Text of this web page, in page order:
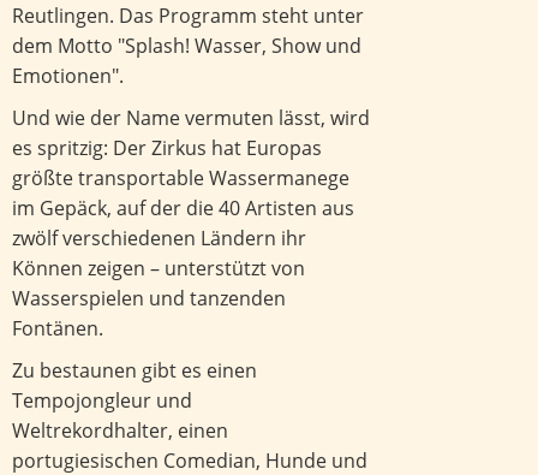
Reutlingen. Das Programm steht unter
dem Motto "Splash! Wasser, Show und
Emotionen".
Und wie der Name vermuten lässt, wird
es spritzig: Der Zirkus hat Europas
größte transportable Wassermanege
im Gepäck, auf der die 40 Artisten aus
zwölf verschiedenen Ländern ihr
Können zeigen – unterstützt von
Wasserspielen und tanzenden
Fontänen.
Zu bestaunen gibt es einen
Tempojongleur und
Weltrekordhalter, einen
portugiesischen Comedian, Hunde und